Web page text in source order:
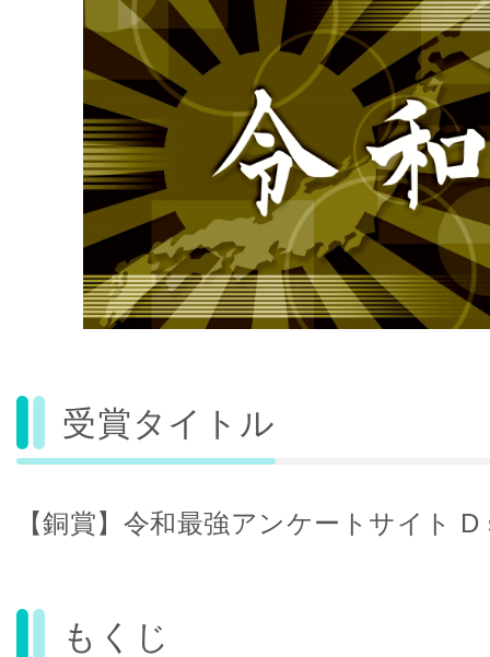
受賞タイトル
【銅賞】令和最強アンケートサイト
もくじ